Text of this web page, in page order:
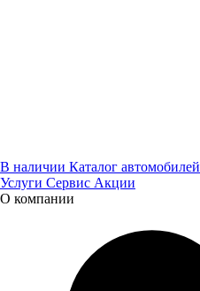
В наличии Каталог автомобилей
Услуги Сервис Акции
О компании